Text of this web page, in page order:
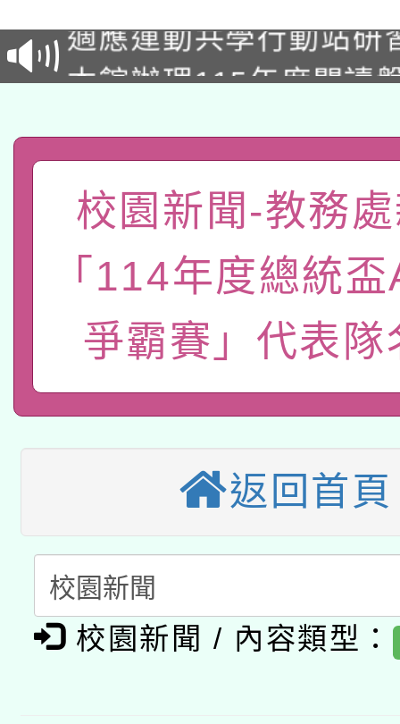
招甄選結果公告(無人
招)
適應運動共學行動站研
本館辦理115年度閱讀
礎課程
A3數位素養講師名單
「數位內容與教學軟
pilot」
有關大陸委員會函釋公
薪期間赴陸應申請許可
轉知經濟部水利署委託
業技術研究院辦理「
用水績優單位及節水達
動」
115年8月22日(星期六
桃園市孔廟祈福系列
開 智慧啟航」
2026年桃園地景藝術
招甄選結果公告(無人
招)
適應運動共學行動站研
本館辦理115年度閱讀
暨閱讀推動專業研習
科技賦能─人工智慧
礎課程
A3數位素養講師名單
「數位內容與教學軟
校園新聞-教務
「114年度總統
爭霸賽」代表隊
返回首頁
校園新聞 / 內容類型：